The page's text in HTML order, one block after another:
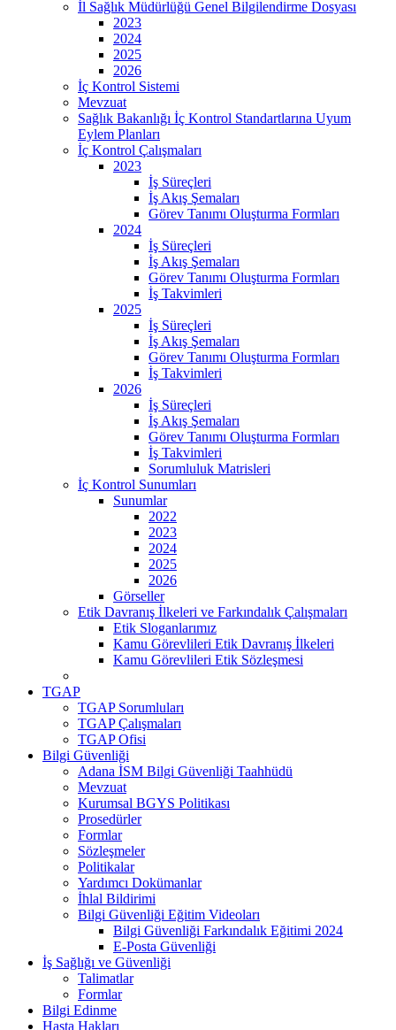
İl Sağlık Müdürlüğü Genel Bilgilendirme Dosyası
2023
2024
2025
2026
İç Kontrol Sistemi
Mevzuat
Sağlık Bakanlığı İç Kontrol Standartlarına Uyum
Eylem Planları
İç Kontrol Çalışmaları
2023
İş Süreçleri
İş Akış Şemaları
Görev Tanımı Oluşturma Formları
2024
İş Süreçleri
İş Akış Şemaları
Görev Tanımı Oluşturma Formları
İş Takvimleri
2025
İş Süreçleri
İş Akış Şemaları
Görev Tanımı Oluşturma Formları
İş Takvimleri
2026
İş Süreçleri
İş Akış Şemaları
Görev Tanımı Oluşturma Formları
İş Takvimleri
Sorumluluk Matrisleri
İç Kontrol Sunumları
Sunumlar
2022
2023
2024
2025
2026
Görseller
Etik Davranış İlkeleri ve Farkındalık Çalışmaları
Etik Sloganlarımız
Kamu Görevlileri Etik Davranış İlkeleri
Kamu Görevlileri Etik Sözleşmesi
TGAP
TGAP Sorumluları
TGAP Çalışmaları
TGAP Ofisi
Bilgi Güvenliği
Adana İSM Bilgi Güvenliği Taahhüdü
Mevzuat
Kurumsal BGYS Politikası
Prosedürler
Formlar
Sözleşmeler
Politikalar
Yardımcı Dokümanlar
İhlal Bildirimi
Bilgi Güvenliği Eğitim Videoları
Bilgi Güvenliği Farkındalık Eğitimi 2024
E-Posta Güvenliği
İş Sağlığı ve Güvenliği
Talimatlar
Formlar
Bilgi Edinme
Hasta Hakları